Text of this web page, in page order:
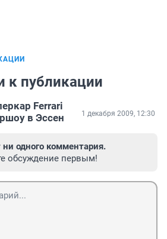
к публикации
Ferrari
в Эссен
1 декабря 2009, 12:30
ни одного комментария.
обсуждение первым!